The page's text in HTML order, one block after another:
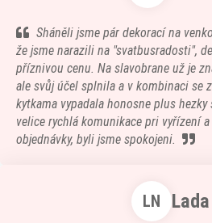
Sháněli jsme pár dekorací na
že jsme narazili na "svatbusradosti",
příznivou cenu. Na slavobrane už je
ale svůj účel splnila a v kombinaci se
kytkama vypadala honosne plus
velice rychlá komunikace pri vyřízení
objednávky, byli jsme spokojeni.
LN